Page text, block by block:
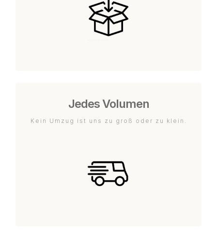
Jedes Volumen
Kein Umzug ist uns zu groß oder zu klein.